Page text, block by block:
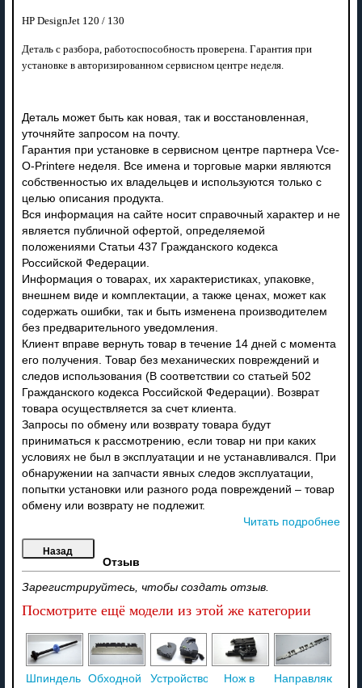
HP DesignJet 120 / 130
Деталь с разбора, работоспособность проверена. Гарантия при
установке в авторизированном сервисном центре неделя.
Деталь может быть как новая, так и восстановленная,
уточняйте запросом на почту.
Гарантия при установке в сервисном центре партнера Vce-
O-Printere неделя. Все имена и торговые марки являются
собственностью их владельцев и используются только с
целью описания продукта.
Вся информация на сайте носит справочный характер и не
является публичной офертой, определяемой
положениями Статьи 437 Гражданского кодекса
Российской Федерации.
Информация о товарах, их характеристиках, упаковке,
внешнем виде и комплектации, а также ценах, может как
содержать ошибки, так и быть изменена производителем
без предварительного уведомления.
Клиент вправе вернуть товар в течение 14 дней с момента
его получения. Товар без механических повреждений и
следов использования (В соответствии со статьей 502
Гражданского кодекса Российской Федерации). Возврат
товара осуществляется за счет клиента.
Запросы по обмену или возврату товара будут
приниматься к рассмотрению, если товар ни при каких
условиях не был в эксплуатации и не устанавливался. При
обнаружении на запчасти явных следов эксплуатации,
попытки установки или разного рода повреждений – товар
обмену или возврату не подлежит.
Читать подробнее
Отзыв
Зарегистрируйтесь, чтобы создать отзыв.
Посмотрите ещё модели из этой же категории
Шпиндель
Обходной
Устройство
Нож в
Направляющая